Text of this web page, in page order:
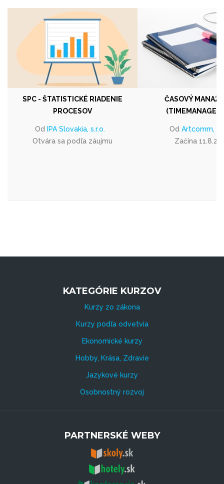
SPC - ŠTATISTICKÉ RIADENIE
PROCESOV
Od IPA Slovakia, s.r.o.
Otvára sa podľa záujmu
ČASOVÝ
Od Artcomm,
Začína
KATEGÓRIE KURZOV
Kurzy zo zákona
Kurzy podľa odvetvia
Ekonomické kurzy
Hobby, Krása, Zdravie
Jazykové kurzy
Osobnostný rozvoj
PARTNERSKÉ WEBY